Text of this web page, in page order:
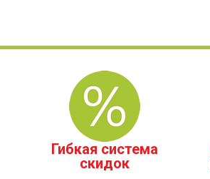
Гибкая система
скидок